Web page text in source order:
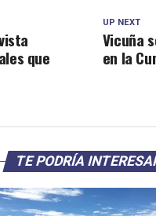
UP NEXT
Vicuña
en la
que
TE PODRÍA